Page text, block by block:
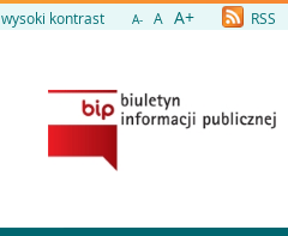
wysoki kontrast A- A A+ RSS